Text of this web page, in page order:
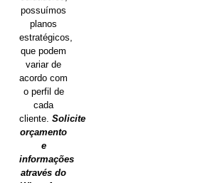
possuímos
planos
estratégicos,
que podem
variar de
acordo com
o perfil de
cada
cliente. Solicite
orçamento
e
informações
através do